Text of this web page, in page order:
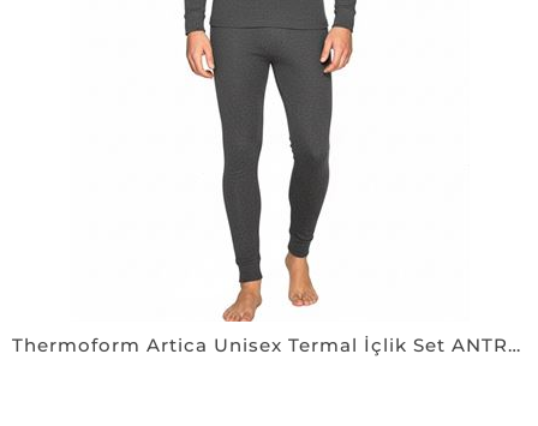
Thermoform Artica Unisex Termal İçlik Set ANTRASiT